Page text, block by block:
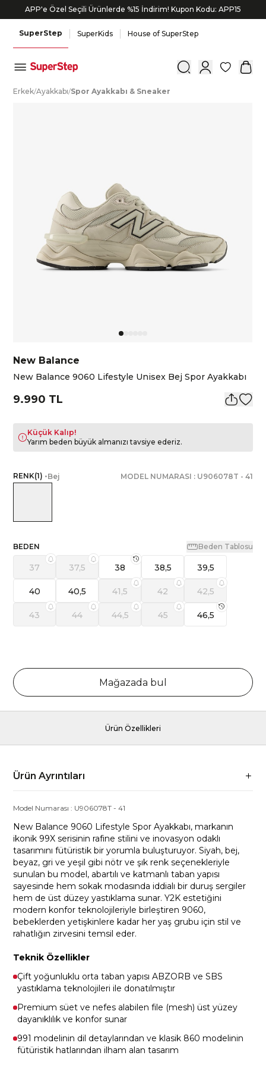
APP'e Özel Seçili Ürünlerde %15 İndirim! Kupon Kodu: APP15
Bonus kartlara özel vade farksız taksit seçenekleri!
SuperStep
SuperKids House of SuperStep
0
Erkek/Ayakkabı/Spor Ayakkabı & Sneaker
New Balance
New Balance 9060 Lifestyle Unisex Bej Spor Ayakkabı
9.990 TL
Küçük Kalıp!
Yarım beden büyük almanızı tavsiye ederiz.
RENK(1) •Bej MODEL NUMARASI : U906078T - 41
BEDEN Beden Tablosu
37 37,5 38 38,5 39,5
40 40,5 41,5 42 42,5
43 44 44,5 45 46,5
Mağazada bul
Ürün Özellikleri
Ürün Ayrıntıları
Model Numarası : U906078T -41
New Balance 9060 Lifestyle Spor Ayakkabı, markanın
ikonik 99X serisinin rafine stilini ve inovasyon odaklı
tasarımını fütüristik bir yorumla buluşturuyor. Siyah, bej,
beyaz, gri ve yeşil gibi nötr ve şık renk seçenekleriyle
sunulan bu model, abartılı ve katmanlı taban yapısı
sayesinde hem sokak modasında iddialı bir duruş sergiler
hem de üst düzey yastıklama sunar. Y2K estetiğini
modern konfor teknolojileriyle birleştiren 9060,
bebeklerden yetişkinlere kadar her yaş grubu için stil ve
rahatlığın zirvesini temsil eder.
Teknik Özellikler
Çift yoğunluklu orta taban yapısı ABZORB ve SBS
yastıklama teknolojileri ile donatılmıştır
Premium süet ve nefes alabilen file (mesh) üst yüzey
dayanıklılık ve konfor sunar
991 modelinin dil detaylarından ve klasik 860 modelinin
fütüristik hatlarından ilham alan tasarım